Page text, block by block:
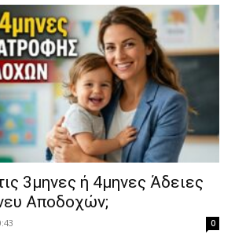
3μηνες ή 4μηνες Άδειες
Αποδοχών;
0